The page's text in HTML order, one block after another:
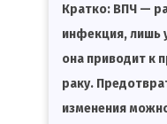
Кратко: ВПЧ —
инфекция, лишь
она приводит к
раку.
изменения